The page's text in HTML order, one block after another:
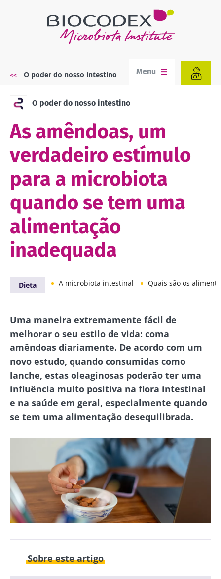
Navegação
O poder do nosso intestino Menu
O poder do nosso intestino
As amêndoas, um
verdadeiro estímulo
para a microbiota
quando se tem uma
alimentação
inadequada
Dieta A microbiota intestinal Quais são os alimentos para uma
Uma maneira extremamente fácil de
melhorar o seu estilo de vida: coma
amêndoas diariamente. De acordo com um
novo estudo, quando consumidas como
lanche, estas oleaginosas poderão ter uma
influência muito positiva na flora intestinal
e na saúde em geral, especialmente quando
se tem uma alimentação desequilibrada.
Sobre este artigo